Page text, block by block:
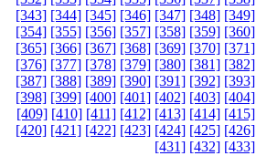
[343] [344] [345] [346] [347] [348] [349]
[354] [355] [356] [357] [358] [359] [360]
[365] [366] [367] [368] [369] [370] [371]
[376] [377] [378] [379] [380] [381] [382]
[387] [388] [389] [390] [391] [392] [393]
[398] [399] [400] [401] [402] [403] [404]
[409] [410] [411] [412] [413] [414] [415]
[420] [421] [422] [423] [424] [425] [426]
[431] [432] [433]